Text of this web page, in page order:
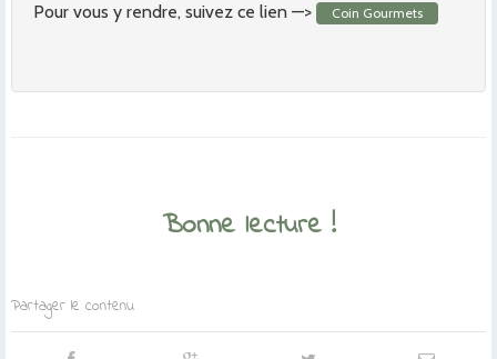
Pour vous y rendre, suivez ce lien —>
Coin Gourmets
Bonne lecture !
Partager le contenu